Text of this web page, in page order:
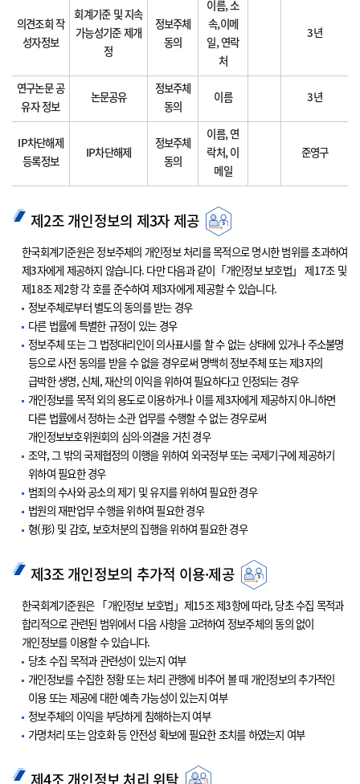
의견조회 작
성자정보
회계기준 및 지속
가능성기준 제개
정
정보주체
동의
이름, 소
속,이메
일, 연락
처
3년
연구논문 공
유자 정보
논문공유
정보주체
동의
이름 3년
IP차단해제
등록정보
IP차단해제
정보주체
동의
이름, 연
락처, 이
메일
준영구
제2조 개인정보의 제3자 제공
한국회계기준원은 정보주체의 개인정보 처리를 목적으로 명시한 범위를 초과하여
제3자에게 제공하지 않습니다. 다만 다음과 같이「개인정보 보호법」 제17조 및
제18조 제2항 각 호를 준수하여 제3자에게 제공할 수 있습니다.
정보주체로부터 별도의 동의를 받는 경우
다른 법률에 특별한 규정이 있는 경우
정보주체 또는 그 법정대리인이 의사표시를 할 수 없는 상태에 있거나 주소불명
등으로 사전 동의를 받을 수 없을 경우로써 명백히 정보주체 또는 제3자의
급박한 생명, 신체, 재산의 이익을 위하여 필요하다고 인정되는 경우
개인정보를 목적 외의 용도로 이용하거나 이를 제3자에게 제공하지 아니하면
다른 법률에서 정하는 소관 업무를 수행할 수 없는 경우로써
개인정보보호위원회의 심의·의결을 거친 경우
조약, 그 밖의 국제협정의 이행을 위하여 외국정부 또는 국제기구에 제공하기
위하여 필요한 경우
범죄의 수사와 공소의 제기 및 유지를 위하여 필요한 경우
법원의 재판업무 수행을 위하여 필요한 경우
형(形) 및 감호, 보호처분의 집행을 위하여 필요한 경우
제3조 개인정보의 추가적 이용·제공
한국회계기준원은 「개인정보 보호법」제15조 제3항에 따라, 당초 수집 목적과
합리적으로 관련된 범위에서 다음 사항을 고려하여 정보주체의 동의 없이
개인정보를 이용할 수 있습니다.
당초 수집 목적과 관련성이 있는지 여부
개인정보를 수집한 정황 또는 처리 관행에 비추어 볼 때 개인정보의 추가적인
이용 또는 제공에 대한 예측 가능성이 있는지 여부
정보주체의 이익을 부당하게 침해하는지 여부
가명처리 또는 암호화 등 안전성 확보에 필요한 조치를 하였는지 여부